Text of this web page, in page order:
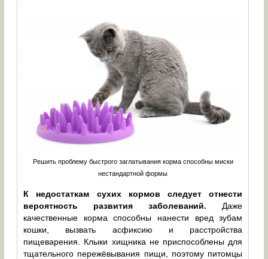
Решить проблему быстрого заглатывания корма способны миски
нестандартной формы
К недостаткам сухих кормов следует отнести
вероятность развития заболеваний. Даже
качественные корма способны нанести вред зубам
кошки, вызвать асфиксию и расстройства
пищеварения. Клыки хищника не приспособлены для
тщательного пережёвывания пищи, поэтому питомцы